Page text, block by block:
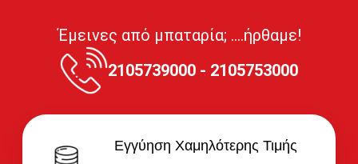
Έμεινες από μπαταρία; ....ήρθαμε!
2105739000 - 2105753000
Εγγύηση Χαμηλότερης Τιμής